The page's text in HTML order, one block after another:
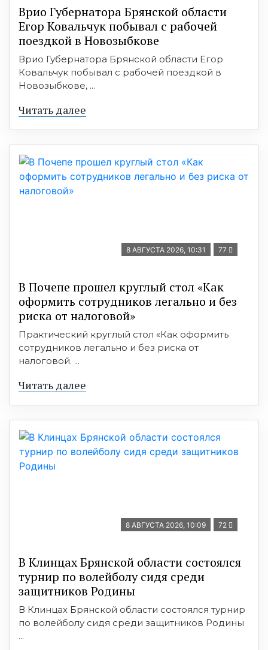
Врио Губернатора Брянской области
Егор Ковальчук побывал с рабочей
поездкой в Новозыбкове
Врио Губернатора Брянской области Егор
Ковальчук побывал с рабочей поездкой в
Новозыбкове, ...
Читать далее
8 АВГУСТА 2026, 10:31 77
В Почепе прошел круглый стол «Как
оформить сотрудников легально и без
риска от налоговой»
Практический круглый стол «Как оформить
сотрудников легально и без риска от
налоговой. ...
Читать далее
8 АВГУСТА 2026, 10:09 72
В Клинцах Брянской области состоялся
турнир по волейболу сидя среди
защитников Родины
В Клинцах Брянской области состоялся турнир
по волейболу сидя среди защитников Родины
...